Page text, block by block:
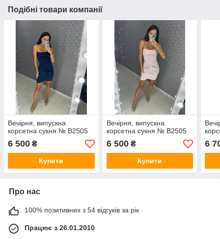
Подібні товари компанії
Вечірня, випускна
корсетна сукня № В2505
6 500 ₴
Купити
Вечірня, випускна
корсетна сукня № В2505
6 500₴
Купити
6
Про нас
100% позитивних з 54 відгуків за рік
Працює з 26.01.2010